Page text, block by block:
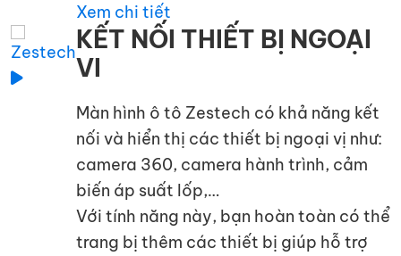
Xem chi tiết
KẾT NỐI THIẾT BỊ NGOẠI
VI
Màn hình ô tô Zestech có khả năng kết
nối và hiển thị các thiết bị ngoại vị như:
camera 360, camera hành trình, cảm
biến áp suất lốp,…
Với tính năng này, bạn hoàn toàn có thể
trang bị thêm các thiết bị giúp hỗ trợ